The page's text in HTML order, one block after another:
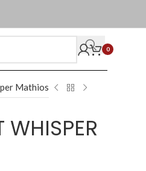
0
Mathios